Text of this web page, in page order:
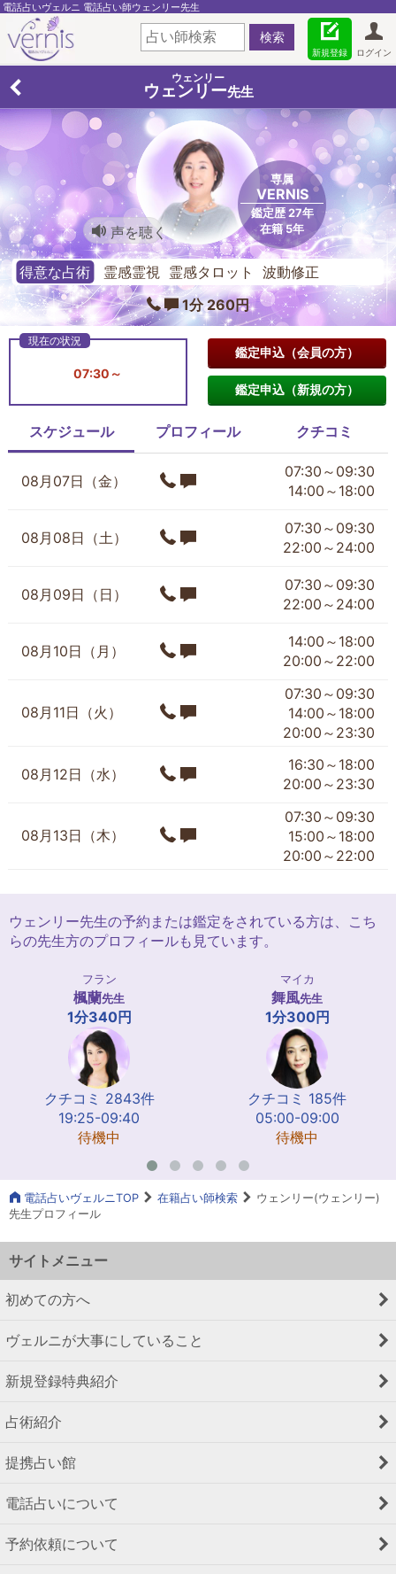
電話占いヴェルニ 電話占い師ウェンリー先生
ログイン
新規登録
ウェンリー
ウェンリー先生
専属
VERNIS
鑑定歴 27年
在籍 5年
声を聴く
得意な占術
霊感霊視 霊感タロット 波動修正
1分 260円
07:30～
鑑定申込（会員の方）
鑑定申込（新規の方）
スケジュール プロフィール クチコミ
08月07日（金）
07:30～09:30
14:00～18:00
08月08日（土）
07:30～09:30
22:00～24:00
08月09日（日）
07:30～09:30
22:00～24:00
08月10日（月）
14:00～18:00
20:00～22:00
08月11日（火）
07:30～09:30
14:00～18:00
20:00～23:30
08月12日（水）
16:30～18:00
20:00～23:30
08月13日（木）
07:30～09:30
15:00～18:00
20:00～22:00
ウェンリー先生の予約または鑑定をされている方は、こち
らの先生方のプロフィールも見ています。
フラン
楓蘭先生
1分340円
クチコミ 2843件
19:25-09:40
待機中
マイカ
舞風先生
1分300円
クチコミ 185件
05:00-09:00
待機中
電話占いヴェルニTOP 在籍占い師検索
ウェンリー(ウェンリー)
先生プロフィール
サイトメニュー
初めての方へ
ヴェルニが大事にしていること
新規登録特典紹介
占術紹介
提携占い館
電話占いについて
予約依頼について